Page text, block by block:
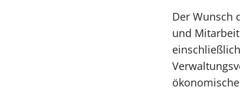
Der Wunsch
und